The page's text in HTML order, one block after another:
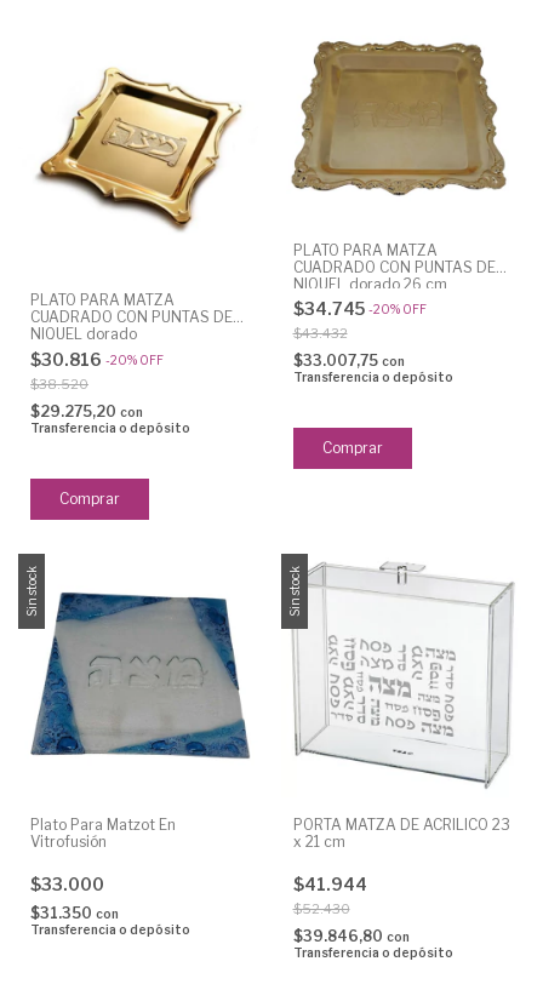
PLATO PARA MATZA
CUADRADO CON PUNTAS DE
NIQUEL dorado
$30.816 -20% OFF
$38.520
$29.275,20 con
Transferencia o depósito
PLATO PARA MATZA
CUADRADO CON PUNTAS DE
NIQUEL dorado 26 cm
$34.745 -20% OFF
$43.432
$33.007,75 con
Transferencia o depósito
Sin stock
Plato Para Matzot En
Vitrofusión
$33.000
$31.350 con
Transferencia o depósito
Sin stock
PORTA MATZA DE ACRILICO 23
x 21 cm
$41.944
$52.430
$39.846,80 con
Transferencia o depósito